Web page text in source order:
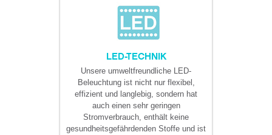
LED-TECHNIK
Unsere umweltfreundliche LED-
Beleuchtung ist nicht nur flexibel,
effizient und langlebig, sondern hat
auch einen sehr geringen
Stromverbrauch, enthält keine
gesundheitsgefährdenden Stoffe und ist